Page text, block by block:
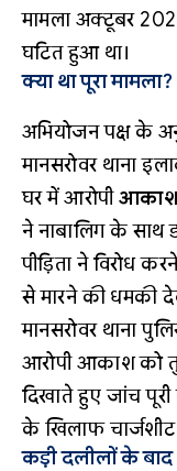
मामला अक्टूबर
घटित हुआ था।
क्या था पूरा मामला?
अभियोजन पक्ष के
मानसरोवर थाना
घर में आरोपीआकाश
ने नाबालिग के साथ
पीड़िता ने विरोध
से मारने की धमकी
मानसरोवर थाना
आरोपी आकाश को
दिखाते हुए जांच
के खिलाफ
कड़ी दलीलों के